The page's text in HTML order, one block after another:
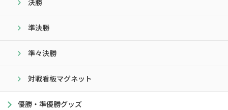
決勝
準決勝
準々決勝
対戦看板マグネット
優勝・準優勝グッズ